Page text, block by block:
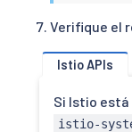
Verifique el
Istio APIs
Si Istio
istio-